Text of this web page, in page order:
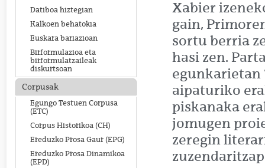
Datiboa hiztegian
Kalkoen behatokia
Euskara bariazioan
Birformulazioa eta
birformulatzaileak
diskurtsoan
Corpusak
Egungo Testuen Corpusa
(ETC)
Corpus Historikoa (CH)
Ereduzko Prosa Gaur (EPG)
Ereduzko Prosa Dinamikoa
(EPD)
Xabier
gain,
sortu berria
hasi zen.
egunkarietan
aipaturiko
piskanaka
jomugen
zeregin